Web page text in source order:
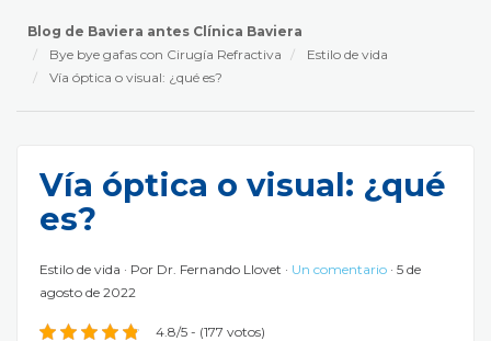
Blog de Baviera antes Clínica Baviera
Bye bye gafas con Cirugía Refractiva
Estilo de vida
Vía óptica o visual: ¿qué es?
Vía óptica o visual: ¿qué
es?
Estilo de vida Por Dr. Fernando Llovet Un comentario 5 de
agosto de 2022
4.8/5 - (177 votos)